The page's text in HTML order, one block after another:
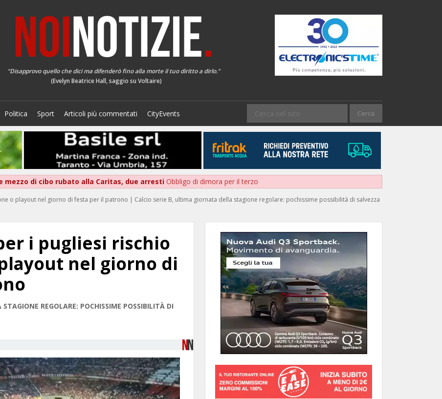
“Disapprovo quello che dici ma difenderò fino alla morte il tuo diritto a dirlo.”
(Evelyn Beatrice Hall, saggio su Voltaire)
Politica Sport Articoli più commentati CityEvents
mezzo di cibo rubato alla Caritas, due arresti Obbligo di dimora per il terzo
o playout nel giorno di festa per il patrono | Calcio serie B, ultima giornata della stagione regolare: pochissime possibilità di salvezza
i pugliesi rischio
nel giorno di
REGOLARE: POCHISSIME POSSIBILITÀ DI